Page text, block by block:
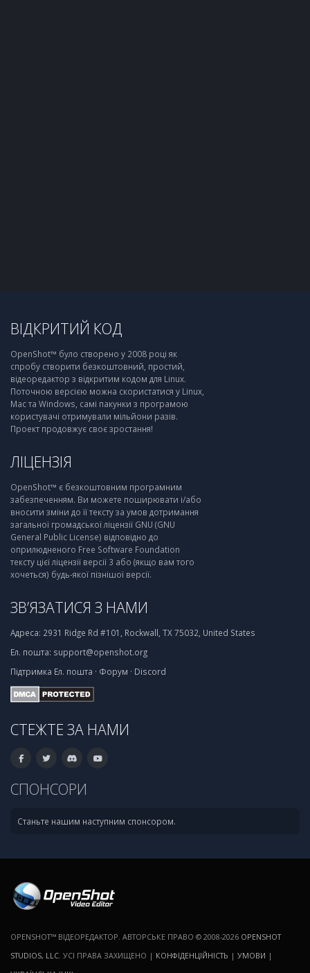
ВІДКРИТИЙ КОД
OpenShot™ було створено у 2008 році як
спробу створити безкоштовний, простий,
відеоредактор з відкритим кодом для Linux.
Поточною версією можна скористатися у Linux,
Mac та Windows, самі пакунки з програмою
користувачі отримували мільйони разів.
Проект продовжує своє зростання!
ЛІЦЕНЗІЯ
OpenShot™ є безкоштовним програмним
забезпеченням. Ви можете поширювати і/або
вносити зміни до її тексту за умов дотримання
загальної громадської ліцензії GNU (GNU
General Public License) відповідно до
оприлюдненого Free Software Foundation
тексту цієї ліцензії версії 3 або (якщо вам того
хочеться) будь-якої пізнішої версії.
ЗВ’ЯЗАТИСЯ З НАМИ
Адреса: 2931 Ridge Rd #101, Rockwall, TX 75032, United States
Ел. пошта: support@openshot.org
Підтримка Ел. пошта · Форум · Discord
СТЕЖТЕ ЗА НАМИ
СПОНСОРИ
Станьте нашим наступним спонсором.
OPENSHOT™ ВІДЕОРЕДАКТОР. АВТОРСЬКЕ ПРАВО © 2008-2026 OPENSHOT
STUDIOS, LLC . УСІ ПРАВА ЗАХИЩЕНО | КОНФІДЕНЦІЙНІСТЬ | УМОВИ |